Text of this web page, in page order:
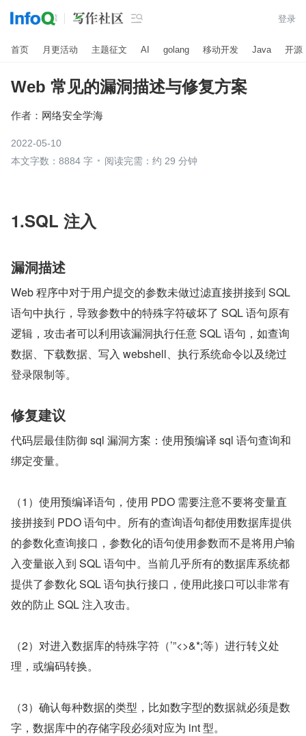
 登录
首页 月更活动 主题征文 AI golang 移动开发 Java 开源
Web 常见的漏洞描述与修复方案
作者： 网络安全学海
2022-05-10
本文字数：8884 字
阅读完需：约 29 分钟
1.SQL 注入
漏洞描述
Web 程序中对于用户提交的参数未做过滤直接拼接到 SQL
语句中执行，导致参数中的特殊字符破坏了 SQL 语句原有
逻辑，攻击者可以利用该漏洞执行任意 SQL 语句，如查询
数据、下载数据、写入 webshell、执行系统命令以及绕过
登录限制等。
修复建议
代码层最佳防御 sql 漏洞方案：使用预编译 sql 语句查询和
绑定变量。
（1）使用预编译语句，使用 PDO 需要注意不要将变量直
接拼接到 PDO 语句中。所有的查询语句都使用数据库提供
的参数化查询接口，参数化的语句使用参数而不是将用户输
入变量嵌入到 SQL 语句中。当前几乎所有的数据库系统都
提供了参数化 SQL 语句执行接口，使用此接口可以非常有
效的防止 SQL 注入攻击。
（2）对进入数据库的特殊字符（’”<>&*;等）进行转义处
理，或编码转换。
（3）确认每种数据的类型，比如数字型的数据就必须是数
字，数据库中的存储字段必须对应为 int 型。